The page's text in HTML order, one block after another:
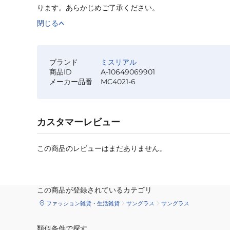
ります。あらかじめご了承ください。
閉じる
ブランド
ミスリアル
商品ID
A-10649069901
メーカー品番
MC4021-6
カスタマーレビュー
この商品のレビューはまだありません。
この商品が登録されているカテゴリ
ファッション雑貨・生活雑貨 サングラス サングラス